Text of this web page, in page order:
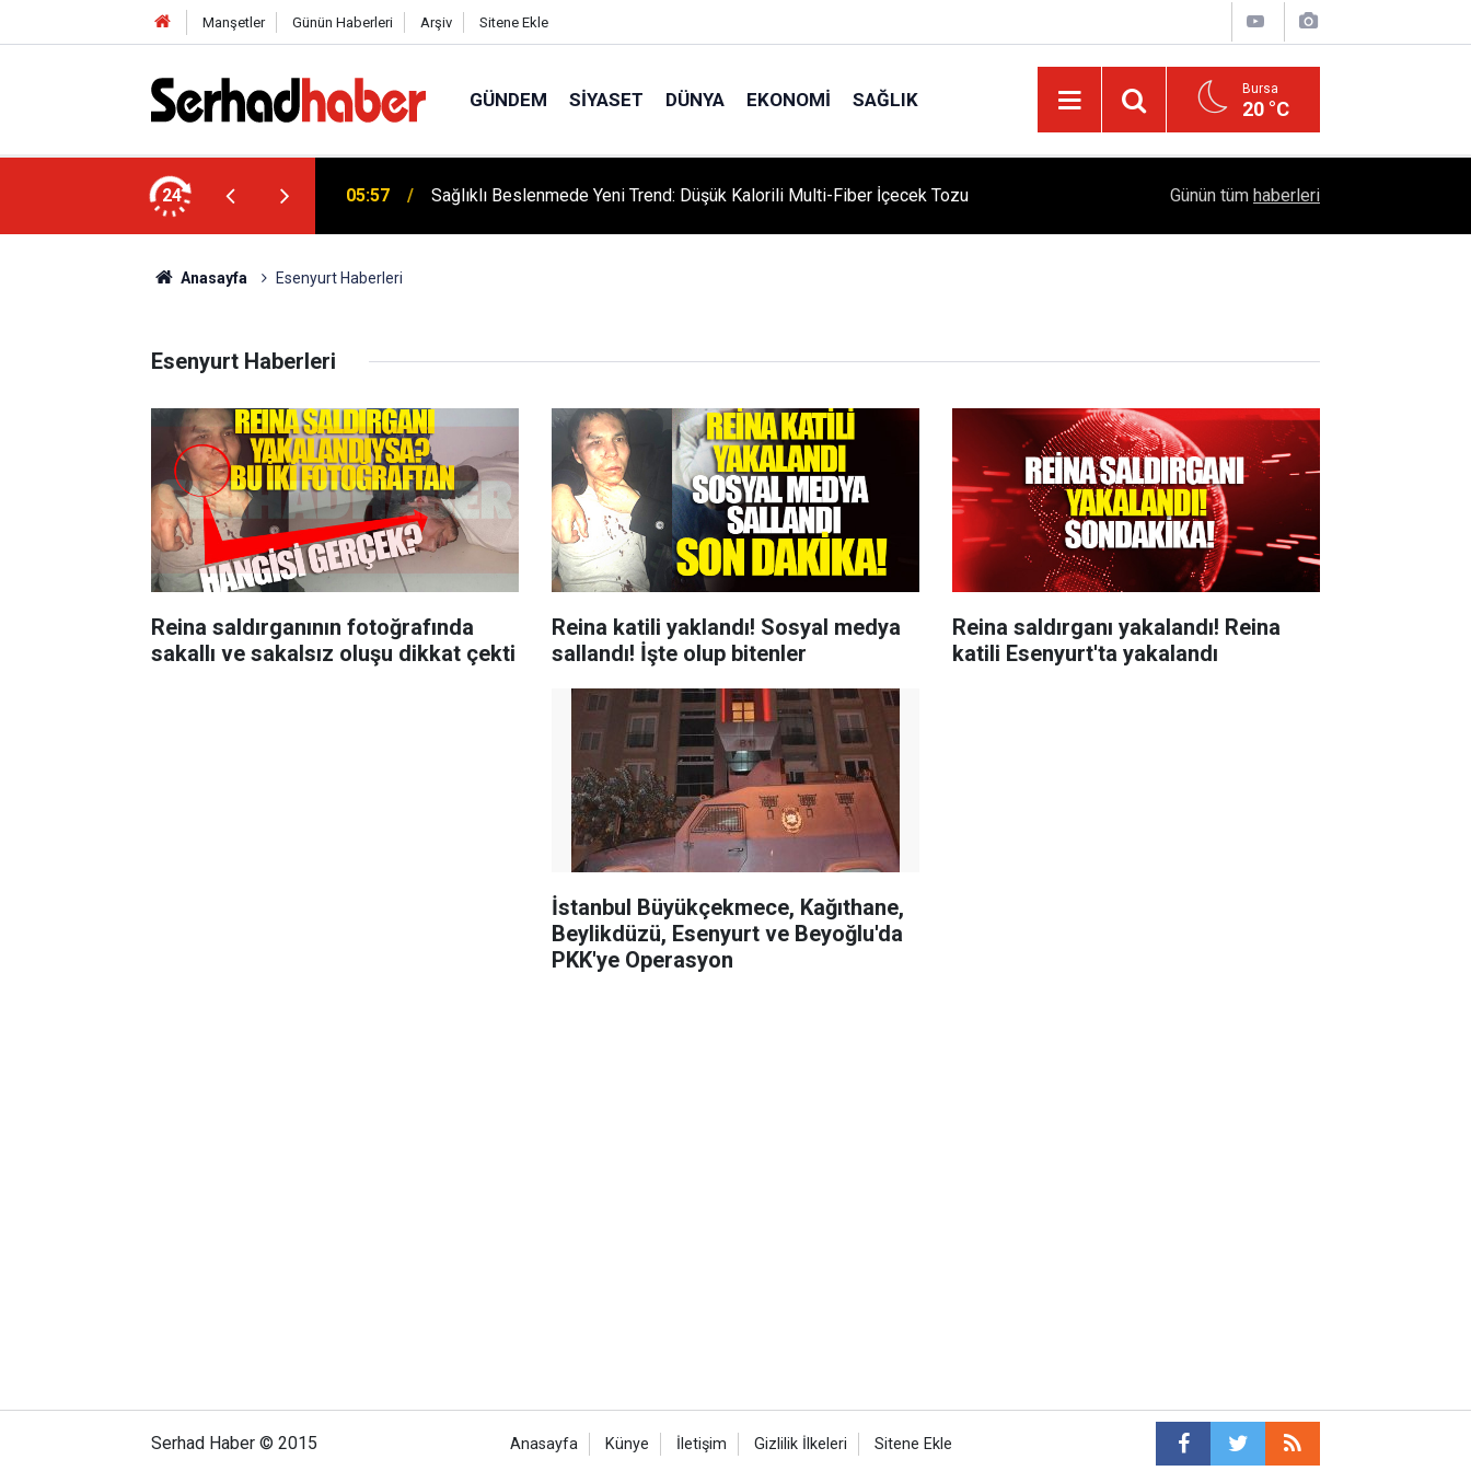
Manşetler Günün Haberleri Arşiv Sitene Ekle
GÜNDEM SIYASET DÜNYA EKONOMI SAĞLIK Bursa
20 °C
24
Düşük Kalorili Multi-Fiber İçecek Tozu 05:25
Dicle Üniversitesi'nden Türk Dünyası Hamlesi: Cengiz Aytmatov
Sempozyumu Diyarbakır'da!
Günün tüm haberleri
Anasayfa Esenyurt Haberleri
Esenyurt Haberleri
Reina saldırganının fotoğrafında
sakallı ve sakalsız oluşu dikkat çekti
Reina katili yaklandı! Sosyal medya
sallandı! İşte olup bitenler
Reina saldırganı yakalandı! Reina
katili Esenyurt'ta yakalandı
İstanbul Büyükçekmece, Kağıthane,
Beylikdüzü, Esenyurt ve Beyoğlu'da
PKK'ye Operasyon
Serhad Haber © 2015 Anasayfa Künye İletişim Gizlilik İlkeleri Sitene Ekle